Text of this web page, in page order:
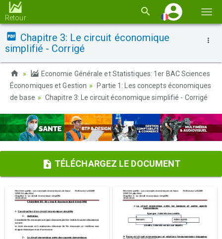
la
Retour
Chapitre 3: Le circuit économique
simplifié - Corrigé
Economie Générale et Statistiques: 1er BAC Sciences
Économiques et Gestion
Partie 1: Les concepts économiques
de base
Chapitre 3: Le circuit économique simplifié - Corrigé
TÉLÉCHARGEZ LE DOCUMENT